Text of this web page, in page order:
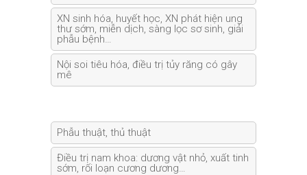
XN sinh hóa, huyết học, XN phát hiện ung
thư sớm, miễn dịch, sàng lọc sơ sinh, giải
phẫu bệnh…
Nội soi tiêu hóa, điều trị tủy răng có gây
mê
Phẫu thuật, thủ thuật
Điều trị nam khoa: dương vật nhỏ, xuất tinh
sớm, rối loạn cương dương…